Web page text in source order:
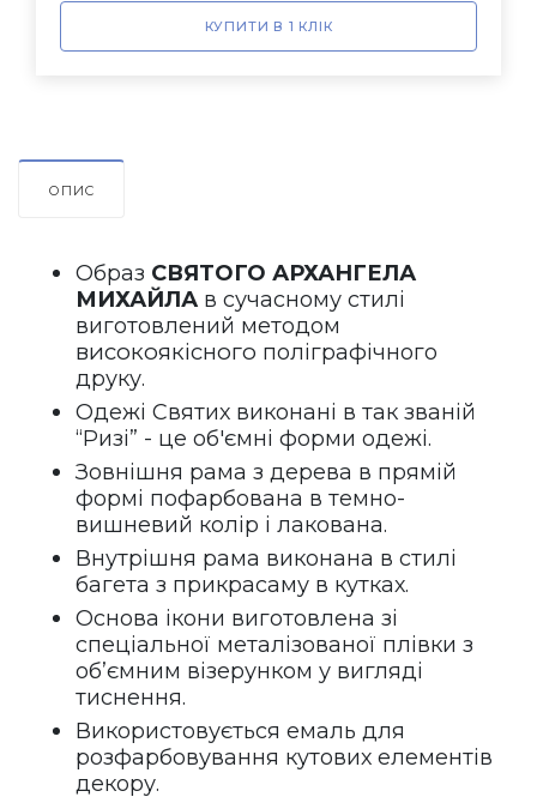
КУПИТИ В 1 КЛІК
ОПИС
Образ СВЯТОГО АРХАНГЕЛА
МИХАЙЛА в сучасному стилі
високоякісного поліграфічного
друку.
Одежі Святих виконані в так званій
“Ризі” - це об'ємні форми одежі.
Зовнішня рама з дерева в прямій
формі пофарбована в темно-
вишневий колір і лакована.
Внутрішня рама виконана в стилі
багета з прикрасаму в кутках.
Основа ікони виготовлена зі
спеціальної металізованої плівки з
об’ємним візерунком у вигляді
тиснення.
Використовується емаль для
розфарбовування кутових елементів
декору.